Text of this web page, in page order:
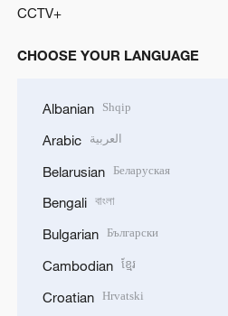
CCTV+
CHOOSE YOUR LANGUAGE
Albanian Shqip
Arabic العربية
Belarusian Беларуская
Bengali বাংলা
Bulgarian Български
Cambodian ខ្មែរ
Croatian Hrvatski